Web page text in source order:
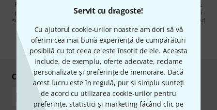
Servit cu dragoste!
Cu ajutorul cookie-urilor noastre am dori să vă
oferim cea mai bună experiență de cumpărături
posibilă cu tot ceea ce este însoțit de ele. Aceasta
include, de exemplu, oferte adecvate, reclame
personalizate și preferințe de memorare. Dacă
acest lucru este în regulă, pur și simplu sunteți
de acord cu utilizarea cookie-urilor pentru
preferințe, statistici și marketing făcând clic pe
Făcând clic pe „Înscrie-te acum”, sunteți de acord să primiți publicitate
prin e-mail. Vă puteți dezabona în orice moment. Puteți găsi informații
suplimentare despre buletinul informativ în
regulamentul nostru privind
protecția datelor.
* Necesar
Cumpărați și plătiți în siguranță